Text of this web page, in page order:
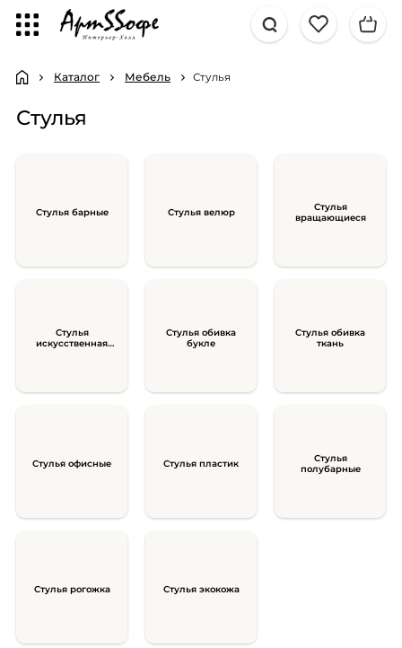
Каталог Мебель Стулья
Стулья
Стулья барные Стулья велюр
Стулья
вращающиеся
Стулья
искусственная
Стулья обивка
букле
Стулья обивка
ткань
Стулья офисные Стулья пластик
Стулья
полубарные
Стулья рогожка Стулья экокожа